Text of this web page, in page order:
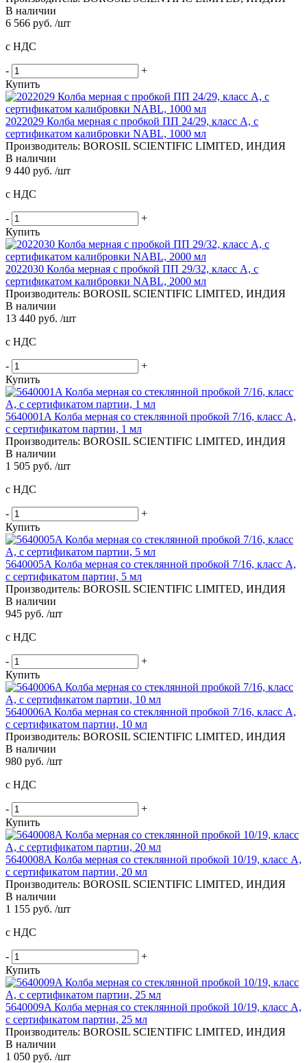
В наличии
6 566 руб. /шт
с НДС
-
+
Купить
2022029 Колба мерная с пробкой ПП 24/29, класс A, с
сертификатом калибровки NABL, 1000 мл
Производитель: BOROSIL SCIENTIFIC LIMITED, ИНДИЯ
В наличии
9 440 руб. /шт
с НДС
-
+
Купить
2022030 Колба мерная с пробкой ПП 29/32, класс A, с
сертификатом калибровки NABL, 2000 мл
Производитель: BOROSIL SCIENTIFIC LIMITED, ИНДИЯ
В наличии
13 440 руб. /шт
с НДС
-
+
Купить
5640001A Колба мерная со стеклянной пробкой 7/16, класс A,
с сертификатом партии, 1 мл
Производитель: BOROSIL SCIENTIFIC LIMITED, ИНДИЯ
В наличии
1 505 руб. /шт
с НДС
-
+
Купить
5640005A Колба мерная со стеклянной пробкой 7/16, класс A,
с сертификатом партии, 5 мл
Производитель: BOROSIL SCIENTIFIC LIMITED, ИНДИЯ
В наличии
945 руб. /шт
с НДС
-
+
Купить
5640006A Колба мерная со стеклянной пробкой 7/16, класс A,
с сертификатом партии, 10 мл
Производитель: BOROSIL SCIENTIFIC LIMITED, ИНДИЯ
В наличии
980 руб. /шт
с НДС
-
+
Купить
5640008A Колба мерная со стеклянной пробкой 10/19, класс A,
с сертификатом партии, 20 мл
Производитель: BOROSIL SCIENTIFIC LIMITED, ИНДИЯ
В наличии
1 155 руб. /шт
с НДС
-
+
Купить
5640009A Колба мерная со стеклянной пробкой 10/19, класс A,
с сертификатом партии, 25 мл
Производитель: BOROSIL SCIENTIFIC LIMITED, ИНДИЯ
В наличии
1 050 руб. /шт